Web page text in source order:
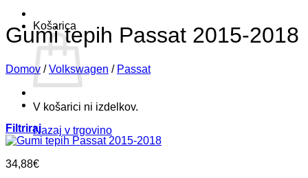
Košarica
V košarici ni izdelkov.
Nazaj v trgovino
Gumi tepih Passat 2015-2018
Domov / Volkswagen / Passat
Filtriraj
34,88€